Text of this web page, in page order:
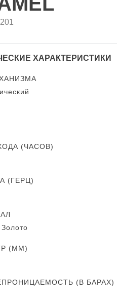
ХАРАКТЕРИСТИКИ
(ЧАСОВ)
(ГЕРЦ)
(MM)
(В БАРАХ)